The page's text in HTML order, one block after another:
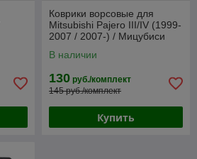
Коврики ворсовые для
Mitsubishi Pajero III/IV (1999-
2007 / 2007-) / Мицубиси
В наличии
130 руб./комплект
145 руб./комплект
Купить